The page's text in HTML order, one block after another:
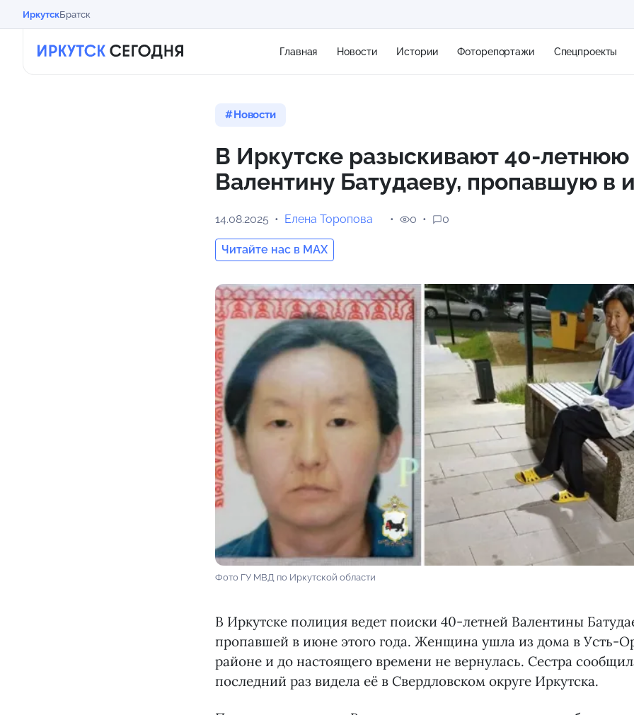
ИркутскБратск
Главная Новости Истории Фоторепортажи Спецпроекты
13 м/с
Новости
В Иркутске разыскивают 40-летнюю
Валентину Батудаеву, пропавшую в
14.08.2025 Елена Торопова
Читайте нас в MAX
0 0
Фото ГУ МВД по Иркутской области
В Иркутске полиция ведет поиски 40-летней Валентины
пропавшей в июне этого года. Женщина ушла из дома в Усть-
районе и до настоящего времени не вернулась. Сестра
последний раз видела её в Свердловском округе Иркутска.